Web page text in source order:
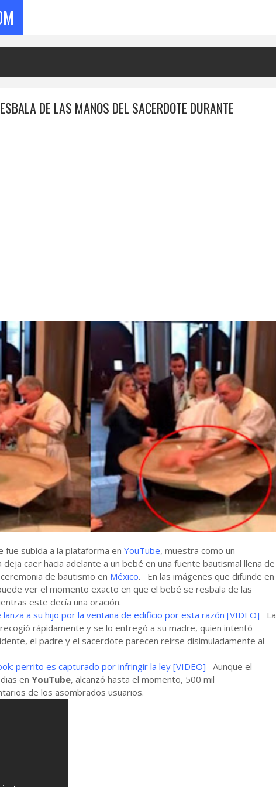
DE LAS MANOS DEL SACERDOTE DURANTE
fue subida a la plataforma en YouTube, muestra como un
caer hacia adelante a un bebé en una fuente bautismal llena de
de bautismo en México. En las imágenes que difunde en
ver el momento exacto en que el bebé se resbala de las
este decía una oración.
lanza a su hijo por la ventana de edificio por esta razón [VIDEO] La
rápidamente y se lo entregó a su madre, quien intentó
el padre y el sacerdote parecen reírse disimuladamente al
perrito es capturado por infringir la ley [VIDEO] Aunque el
en YouTube, alcanzó hasta el momento, 500 mil
de los asombrados usuarios.